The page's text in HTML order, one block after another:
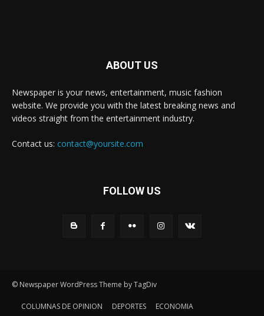
ABOUT US
Newspaper is your news, entertainment, music fashion
website. We provide you with the latest breaking news and
videos straight from the entertainment industry.
Contact us: contact@yoursite.com
FOLLOW US
© Newspaper WordPress Theme by TagDiv
COLUMNAS DE OPINION DEPORTES
ECONOMIA